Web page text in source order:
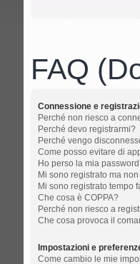
FAQ
Connessione e
Perché non riesco a
Perché devo registrarmi?
Perché vengo
Come posso evitare di
Ho perso la mia
Mi sono registrato ma
Mi sono registrato tempo
Che cosa è COPPA?
Perché non riesco a
Che cosa provoca il
Impostazioni e
Come cambio le mie